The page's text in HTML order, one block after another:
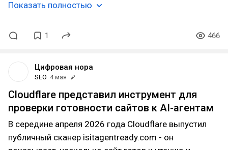
Показать полностью
1 466
Цифровая нора
SEO 4 мая
Cloudflare представил инструмент для
проверки готовности сайтов к AI-агентам
В середине апреля 2026 года Cloudflare выпустил
публичный сканер isitagentready.com - он